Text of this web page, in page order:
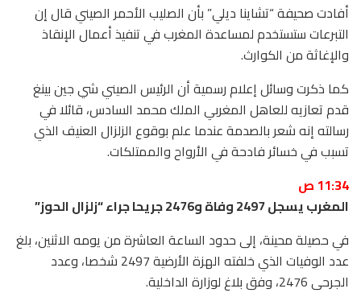
أفادت صحيفة “تشاينا ديلي” بأن الصليب الأحمر الصيني قال إن
التبرعات ستستخدم لمساعدة المغرب في تنفيذ أعمال الإنقاذ
والإغاثة من الكوارث.
كما ذكرت وسائل إعلام رسمية أن الرئيس الصيني شي جين بينغ
قدم تعازيه للعاهل المغربي الملك محمد السادس، قائلا في
رسالته إنه شعر بالصدمة عندما علم بوقوع الزلزال العنيف الذي
تسبب في خسائر فادحة في الأرواح والممتلكات.
11:34 ص
المغرب يسجل 2497 وفاة و2476 جريحا جراء “زلزال الحوز”
في حصيلة محينة، إلى حدود الساعة العاشرة من يومه الاثنين، بلغ
عدد الوفيات الذي خلفته الهزة الأرضية 2497 شخصا، وعدد
الجرحى 2476، وفق بلاغ لوزارة الداخلية.